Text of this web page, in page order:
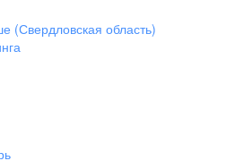
(Свердловская область)